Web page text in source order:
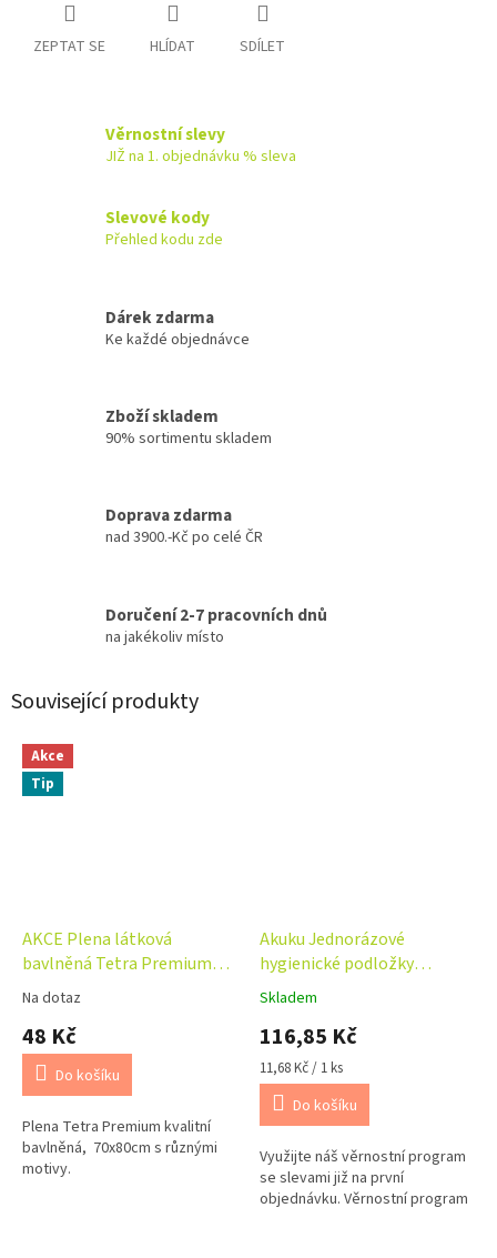
ZEPTAT SE HLÍDAT SDÍLET
Věrnostní slevy
JIŽ na 1. objednávku % sleva
Slevové kody
Přehled kodu zde
Dárek zdarma
Ke každé objednávce
Zboží skladem
90% sortimentu skladem
Doprava zdarma
nad 3900.-Kč po celé ČR
Doručení 2-7 pracovních dnů
na jakékoliv místo
Související produkty
Akce
Tip
AKCE Plena látková
bavlněná Tetra Premium
Sweet love 70x80 cm růžová
Průměrné
hodnocení
produktu
5,0
5
hvězdiček.
Na dotaz
48 Kč
Do košíku
Plena Tetra Premium kvalitní
bavlněná, 70x80cm s různými
motivy.
Akuku Jednorázové
hygienické podložky
Sensitive, 10 ks
Průměrné
produktu
je
5,0
5
hvězdiček.
Skladem
116,85 Kč
Měrná
cena:
11,68 Kč / 1 ks
Do košíku
Využijte náš věrnostní program
se slevami již na první
objednávku. Věrnostní program